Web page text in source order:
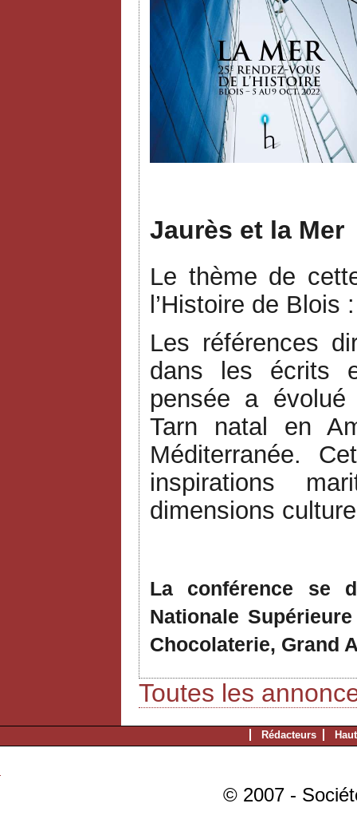
Jaurès et la Mer
Le thème de
l’Histoire de Blois
Les références
dans les écrits
pensée a
Tarn natal en
Méditerranée.
inspirations
dimensions
La conférence se
Nationale
Chocolaterie, Grand
Toutes les
Rédacteurs
© 2007 -